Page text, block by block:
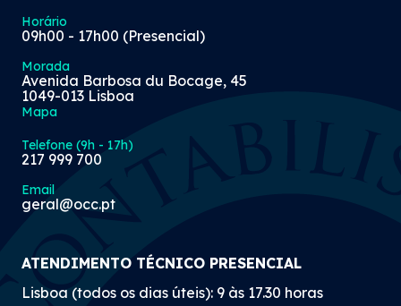
Horário
09h00 - 17h00 (Presencial)
Morada
Avenida Barbosa du Bocage, 45
1049-013 Lisboa
Mapa
Telefone (9h - 17h)
217 999 700
Email
geral@occ.pt
ATENDIMENTO TÉCNICO PRESENCIAL
Lisboa (todos os dias úteis): 9 às 17.30 horas